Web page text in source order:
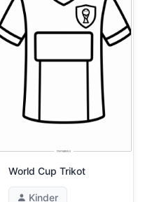
World Cup Trikot
Kinder